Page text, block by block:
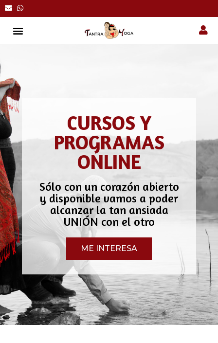
CURSOS Y
PROGRAMAS
ONLINE
Sólo con un corazón abierto
y disponible vamos a poder
alcanzar la tan ansiada
UNIÓN con el otro
ME INTERESA